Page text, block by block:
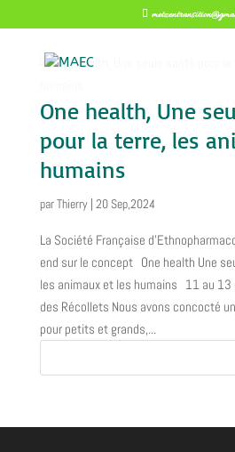
One health, Une
pour la terre, les
humains
parThierry| 20 Sep,2024
La Société Française
end sur le concept One health Une
les animaux et les humains 11 au 13
des Récollets Nous avons concocté
pour petits et grands,...